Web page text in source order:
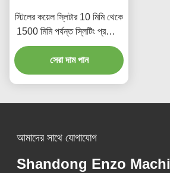
স্টিলের কয়েল স্লিটার 10 মিমি থেকে
1500 মিমি পর্যন্ত স্লিটিং প্রস্থের
সাথে এবং যথার্থ ধাতব কয়েল স্লিটিং
সরঞ্জামগুলির জন্য প্লেট বেধের
পরিসীমা 0.1 থেকে 4 মিমি পর্যন্ত
সেরা দাম পান
আমাদের সাথে যোগাযোগ
Shandong Enzo